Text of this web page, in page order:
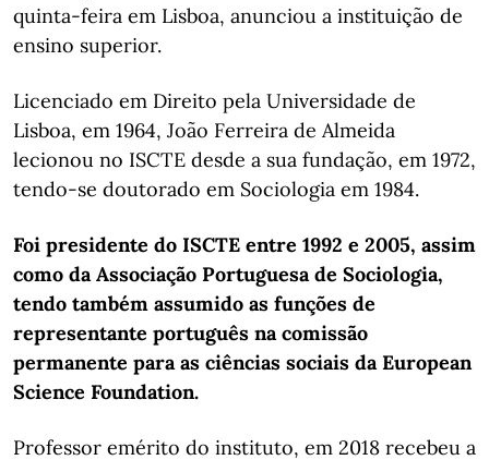
quinta-feira em Lisboa, anunciou a instituição de
ensino superior.
Licenciado em Direito pela Universidade de
Lisboa, em 1964, João Ferreira de Almeida
lecionou no ISCTE desde a sua fundação, em 1972,
tendo-se doutorado em Sociologia em 1984.
Foi presidente do ISCTE entre 1992 e 2005, assim
como da Associação Portuguesa de Sociologia,
tendo também assumido as funções de
representante português na comissão
permanente para as ciências sociais da European
Science Foundation.
Professor emérito do instituto, em 2018 recebeu a